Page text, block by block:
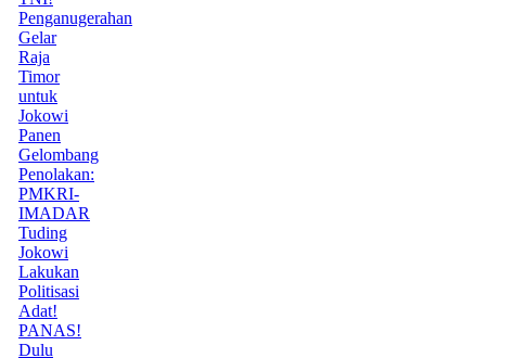
Penganugerahan
Gelar
Raja
Timor
untuk
Jokowi
Panen
Gelombang
Penolakan:
PMKRI-
IMADAR
Tuding
Jokowi
Lakukan
Politisasi
Adat!
PANAS!
Dulu